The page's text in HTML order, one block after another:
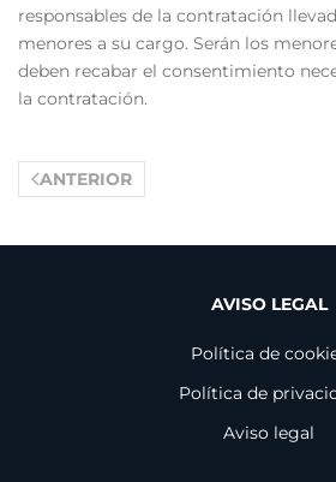
responsables de la contratación
menores a su cargo. Serán los
deben recabar el consentimiento
la contratación.
ANTERIOR
AVISO LEGAL
Política de
Política de
Aviso legal